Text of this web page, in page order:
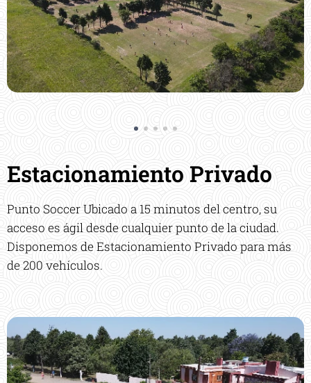
Estacionamiento Privado
Punto Soccer Ubicado a 15 minutos del centro, su
acceso es ágil desde cualquier punto de la ciudad.
Disponemos de Estacionamiento Privado para más
de 200 vehículos.